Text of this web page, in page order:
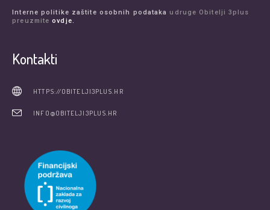
Interne politike zaštite osobnih podataka udruge Obitelji 3plus
preuzmiteovdje.
Kontakti
HTTPS://OBITELJI3PLUS.HR
INFO@OBITELJI3PLUS.HR